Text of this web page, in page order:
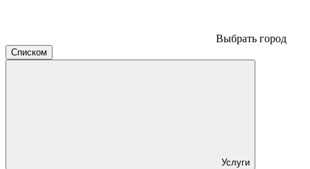
Выбрать город
Списком
Услуги